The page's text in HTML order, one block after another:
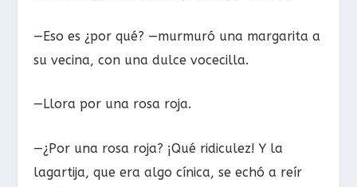
—Eso es ¿por qué? —murmuró una margarita a
su vecina, con una dulce vocecilla.
—Llora por una rosa roja.
—¿Por una rosa roja? ¡Qué ridiculez! Y la
lagartija, que era algo cínica, se echó a reír